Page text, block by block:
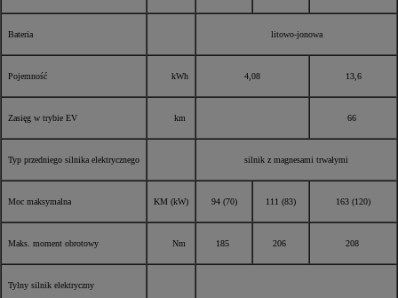
Bateria litowo-jonowa
Pojemność kWh 4,08 13,6
Zasięg w trybie EV km 66
Typ przedniego silnika elektrycznego silnik z magnesami trwałymi
Moc maksymalna KM (kW) 94 (70) 111 (83) 163 (120)
Maks. moment obrotowy Nm 185 206 208
Tylny silnik elektryczny